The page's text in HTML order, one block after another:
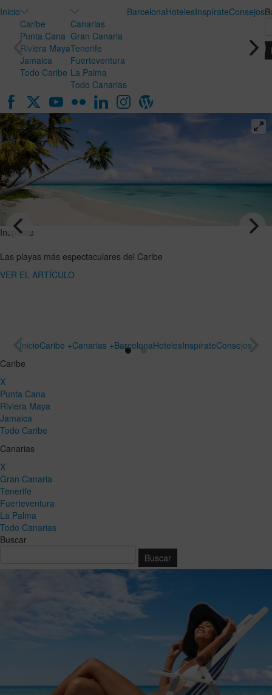
Inicio
Caribe
Punta Cana
Riviera Maya
Jamaica
Todo Caribe
Canarias
Gran Canaria
Tenerife
Fuerteventura
La Palma
Todo Canarias
BarcelonaHotelesInspírateConsejos
Inspírate
VER EL
miel en
ideal para
InicioCaribe +Canarias +BarcelonaHotelesInspírateConsejos
Caribe
X
Punta Cana
Riviera Maya
Jamaica
Todo Caribe
Canarias
X
Gran Canaria
Tenerife
Fuerteventura
La Palma
Todo Canarias
Buscar